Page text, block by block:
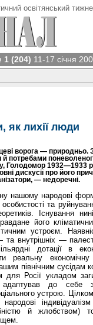
освітянський
(204) 11-17 січня
як лихії люди
ворога — природньо.
потребами
Голодомор 1932—1933
дискусії про його
— недоречні.
нашому народові
та
Існування
його
устроєм.
та внутрішніх —
дотації в
реальну
північним сусідам
для Росії укладом
до себе
устрою. Цілком
й жлобством)